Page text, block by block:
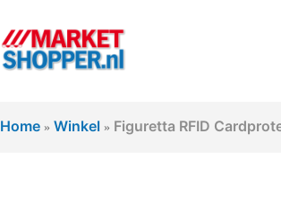
Home »Winkel » Figuretta RFID